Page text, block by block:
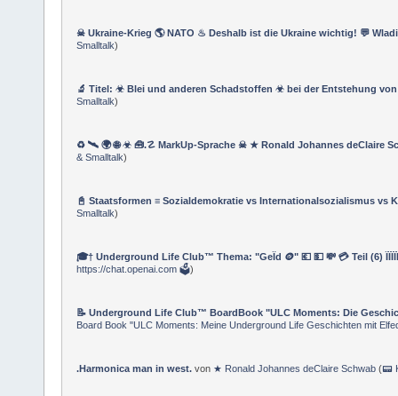
☠ Ukraine-Krieg 🌎 NATO ♨ Deshalb ist die Ukraine wichtig! 💬
Smalltalk)
🔬 Titel: ☣ Blei und anderen Schadstoffen ☣ bei der Entstehung
Smalltalk)
♻ 🛰 🌍 🌐 ☣ 🧰.☡ MarkUp-Sprache ☠ ★ Ronald Johannes deClaire
& Smalltalk)
📓 Staatsformen ≡ Sozialdemokratie vs Internationalsozialismus vs
Smalltalk)
🎓† Underground Life Club™ Thema: "GeÏd 🪙" 💶 💵 💸 💳 Teil (6)
https://chat.openai.com 🗳)
📝 Underground Life Club™ BoardBook "ULC Moments: Die
Board Book "ULC Moments: Meine Underground Life Geschichten mit
.Harmonica man in west.von ★ Ronald Johannes deClaire Schwab(📟